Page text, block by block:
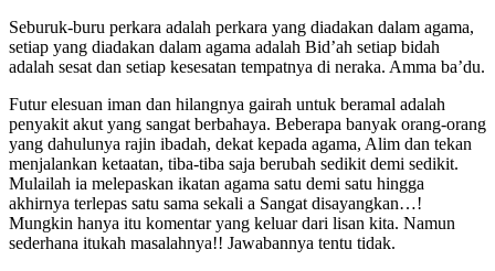
Seburuk-buru perkara adalah perkara yang diadakan dalam agama,
setiap yang diadakan dalam agama adalah Bid’ah setiap bidah
Futur elesuan iman dan hilangnya gairah untuk beramal adalah
penyakit akut yang sangat berbahaya. Beberapa banyak orang-orang
yang dahulunya rajin ibadah, dekat kepada agama, Alim dan tekan
menjalankan ketaatan, tiba-tiba saja berubah sedikit demi sedikit.
Mulailah ia melepaskan ikatan agama satu demi satu hingga
akhirnya terlepas satu sama sekali a Sangat disayangkan…!
Mungkin hanya itu komentar yang keluar dari lisan kita. Namun